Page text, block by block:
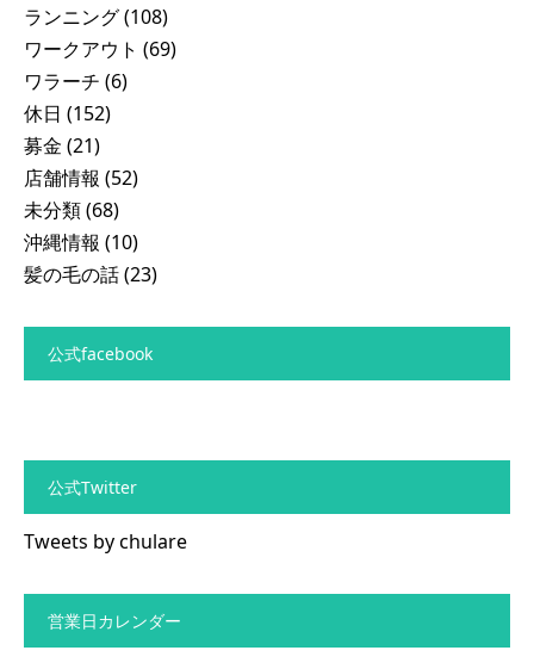
ランニング(108)
ワークアウト (69)
ワラーチ (6)
休日 (152)
募金 (21)
店舗情報 (52)
未分類(68)
沖縄情報 (10)
髪の毛の話(23)
公式facebook
公式Twitter
Tweets by chulare
営業日カレンダー